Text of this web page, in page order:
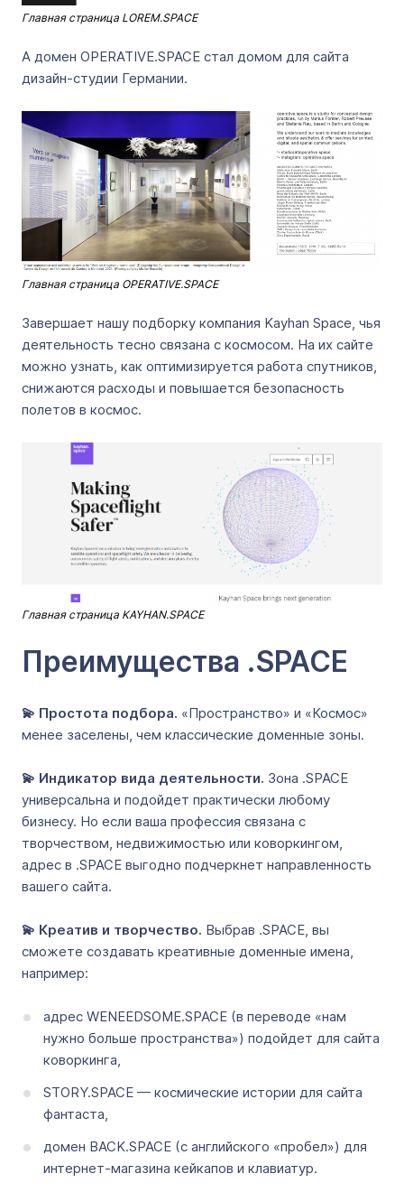
Главная страница LOREM.SPACE
А домен OPERATIVE.SPACE стал домом для сайта
дизайн-студии Германии.
Главная страница OPERATIVE.SPACE
Завершает нашу подборку компания Kayhan Space, чья
деятельность тесно связана с космосом. На их сайте
можно узнать, как оптимизируется работа спутников,
снижаются расходы и повышается безопасность
полетов в космос.
Главная страница KAYHAN.SPACE
Преимущества .SPACE
💫 Простота подбора. «Пространство» и «Космос»
менее заселены, чем классические доменные зоны.
💫 Индикатор вида деятельности. Зона .SPACE
универсальна и подойдет практически любому
бизнесу. Но если ваша профессия связана с
творчеством, недвижимостью или коворкингом,
адрес в .SPACE выгодно подчеркнет направленность
вашего сайта.
💫 Креатив и творчество. Выбрав .SPACE, вы
сможете создавать креативные доменные имена,
например:
адрес WENEEDSOME.SPACE (в переводе «нам
нужно больше пространства») подойдет для сайта
коворкинга,
STORY.SPACE — космические истории для сайта
фантаста,
домен BACK.SPACE (с английского «пробел») для
интернет-магазина кейкапов и клавиатур.